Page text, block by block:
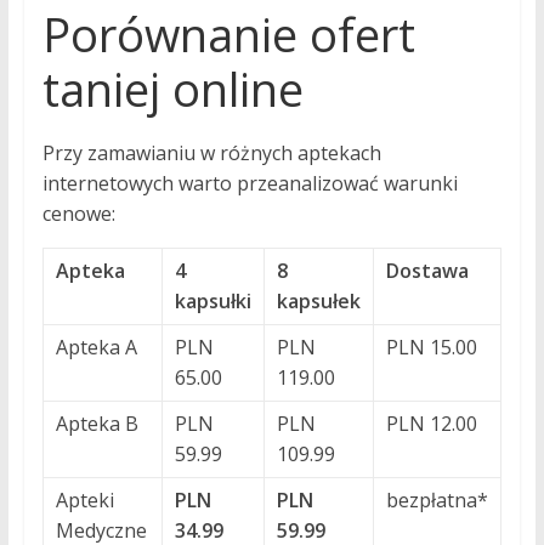
Porównanie ofert
taniej online
Przy zamawianiu w różnych aptekach
internetowych warto przeanalizować warunki
cenowe:
Apteka
4
kapsułki
8
kapsułek
Dostawa
Apteka A
PLN
65.00
PLN
119.00
PLN 15.00
Apteka B
PLN
59.99
PLN
109.99
PLN 12.00
Apteki
Medyczne
PLN
34.99
PLN
59.99
bezpłatna*